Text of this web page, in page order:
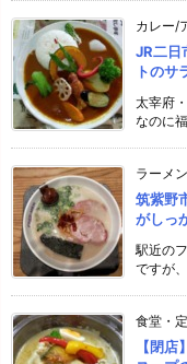
カレー/
JR二日
トのサ
太宰府
なのに
ラーメン
筑紫野
がしっ
駅近の
ですが
食堂・
【閉